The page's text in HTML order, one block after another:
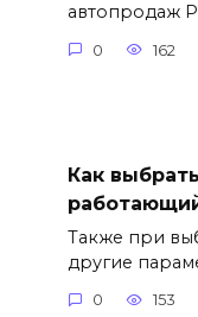
автопродаж
0 162
Как
Также при
другие
0 153